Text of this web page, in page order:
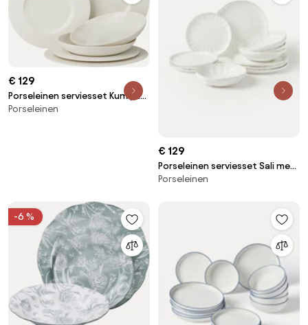
€ 129
Porseleinen serviesset Kumi, 2
personen, 6-delig
Porseleinen
€ 129
Porseleinen serviesset Sali met
reliëf, 4 personen (12-delig)
Porseleinen
-6 %